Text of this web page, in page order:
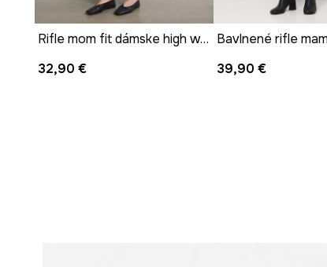
Rifle mom fit dámske high waist hladké
32,90 €
39,90 €